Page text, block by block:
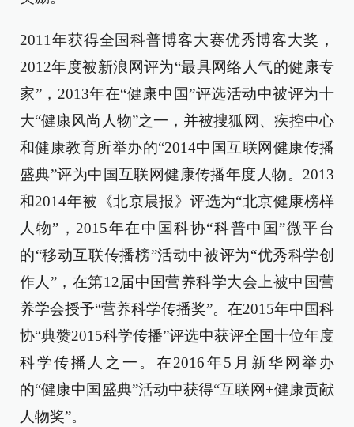
2011年获得全国科普博客大赛优秀博客大奖，
2012年度被新浪网评为“最具网络人气的健康专
家”，2013年在“健康中国”评选活动中被评为十
大“健康风尚人物”之一，并被搜狐网、疾控中心
和健康教育所举办的“2014中国互联网健康传播
盛典”评为中国互联网健康传播年度人物。2013
和2014年被《北京晨报》评选为“北京健康榜样
人物”，2015年在中国科协“科普中国”微平台
的“移动互联传播榜”活动中被评为“优秀科学创
作人”，在第12届中国营养科学大会上被中国营
养学会授予“营养科学传播奖”。在2015年中国科
协“典赞2015科学传播”评选中获评全国十位年度
科学传播人之一。在2016年5月新华网举办
的“健康中国盛典”活动中获得“互联网+健康贡献
人物奖”。